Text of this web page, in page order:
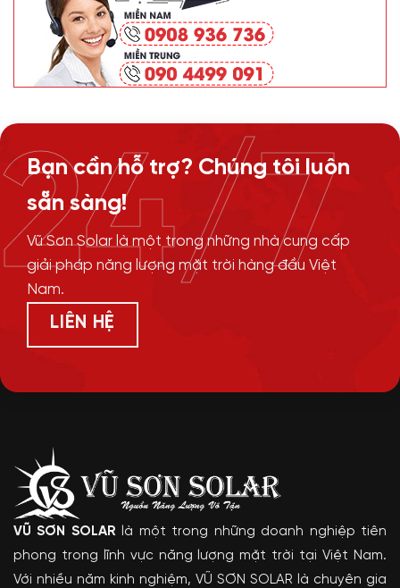
Bạn cần hỗ trợ? Chúng tôi luôn
sẵn sàng!
Vũ Sơn Solar là một trong những nhà cung cấp
giải pháp năng lượng mặt trời hàng đầu Việt
Nam.
LIÊN HỆ
24/7
VŨ SƠN SOLAR là một trong những doanh nghiệp tiên
phong trong lĩnh vực năng lượng mặt trời tại Việt Nam.
Với nhiều năm kinh nghiệm, VŨ SƠN SOLAR là chuyên gia